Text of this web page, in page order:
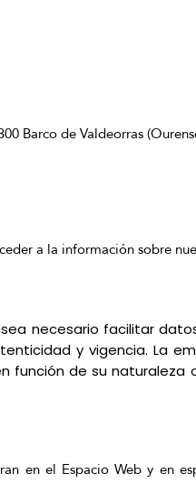
Barco de Valdeorras
a la información sobre
necesario facilitar
y vigencia. La
de su naturaleza
en el Espacio Web y en